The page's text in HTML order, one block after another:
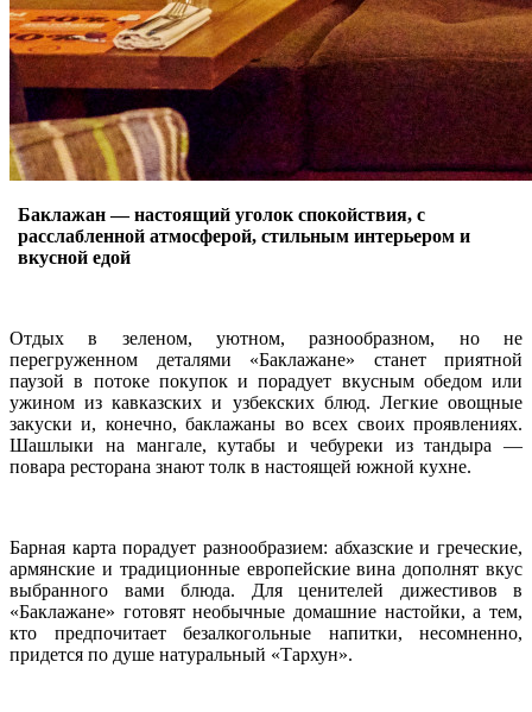
Баклажан — настоящий уголок спокойствия, с
расслабленной атмосферой, стильным интерьером и
вкусной едой
Отдых в зеленом, уютном, разнообразном, но не
перегруженном деталями «Баклажане» станет приятной
паузой в потоке покупок и порадует вкусным обедом или
ужином из кавказских и узбекских блюд. Легкие овощные
закуски и, конечно, баклажаны во всех своих проявлениях.
Шашлыки на мангале, кутабы и чебуреки из тандыра —
повара ресторана знают толк в настоящей южной кухне.
Барная карта порадует разнообразием: абхазские и греческие,
армянские и традиционные европейские вина дополнят вкус
выбранного вами блюда. Для ценителей дижестивов в
«Баклажане» готовят необычные домашние настойки, а тем,
кто предпочитает безалкогольные напитки, несомненно,
придется по душе натуральный «Тархун».